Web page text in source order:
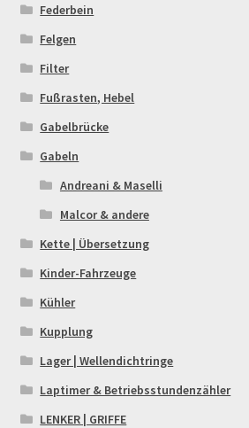
Registration
Rennserien-Veranstalter
Shop
Sign Up
Términos y Condiciones Generales
Warenkorb
Federbein
Felgen
Filter
Fußrasten, Hebel
Gabelbrücke
Gabeln
Andreani & Maselli
Malcor & andere
Kette | Übersetzung
Kinder-Fahrzeuge
Kühler
Kupplung
Lager | Wellendichtringe
Laptimer & Betriebsstundenzähler
LENKER | GRIFFE